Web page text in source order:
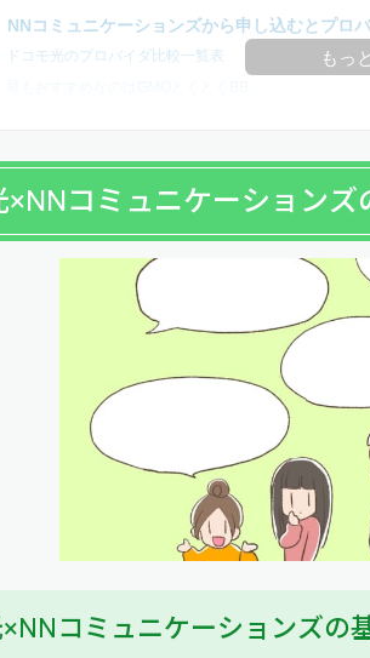
NNコミュニケーションズから申し込むとプロ
ドコモ光のプロバイダ比較一覧表
もっ
×NNコミュニケーションズ
×NNコミュニケーションズの